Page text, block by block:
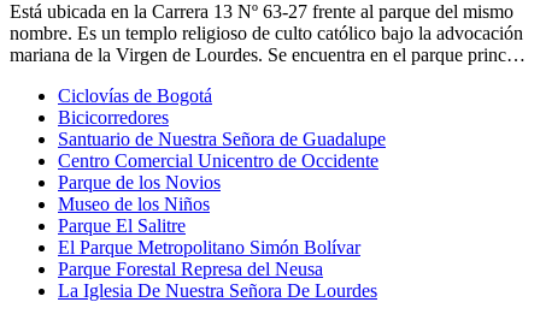
Está ubicada en la Carrera 13 Nº 63-27 frente al parque del mismo
nombre. Es un templo religioso de culto católico bajo la advocación
mariana de la Virgen de Lourdes. Se encuentra en el parque princ…
Ciclovías de Bogotá
Bicicorredores
Santuario de Nuestra Señora de Guadalupe
Centro Comercial Unicentro de Occidente
Parque de los Novios
Museo de los Niños
Parque El Salitre
El Parque Metropolitano Simón Bolívar
Parque Forestal Represa del Neusa
La Iglesia De Nuestra Señora De Lourdes